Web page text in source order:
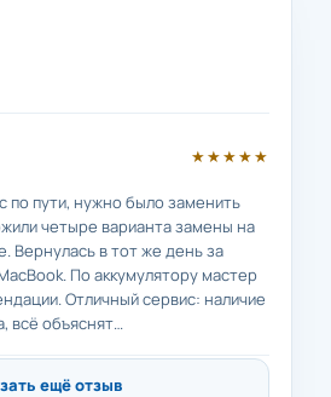
★★★★★
по пути, нужно было заменить
четыре варианта замены на
Вернулась в тот же день за
По аккумулятору мастер
Отличный сервис: наличие
всё объяснят…
ещё отзыв